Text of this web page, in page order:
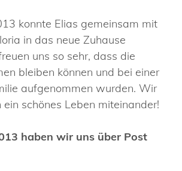
konnte Elias gemeinsam mit
in das neue Zuhause
uns so sehr, dass die
bleiben können und bei einer
aufgenommen wurden. Wir
schönes Leben miteinander!
haben wir uns über Post